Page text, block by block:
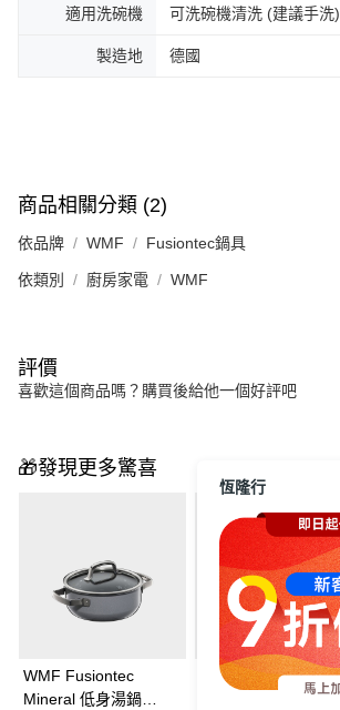
適用洗碗機 可洗碗機清洗 (建議手洗)
製造地 德國
商品相關分類 (2)
依品牌 WMF Fusiontec鍋具
依類別 廚房家電 WMF
評價
喜歡這個商品嗎？購買後給他一個好評吧
🎁發現更多驚喜
WMF Fusiontec
Mineral 低身湯鍋
WMF Fusiontec
Mineral 高身湯鍋
恆隆行